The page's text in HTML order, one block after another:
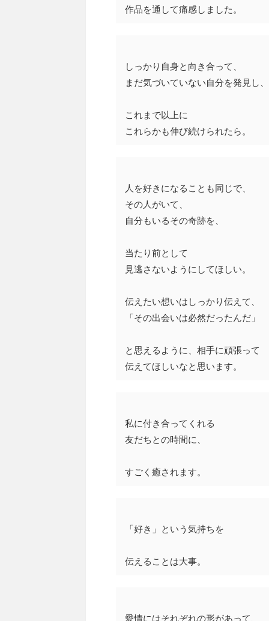
作品を通して痛感しました。
しっかり自身と向き合って、
まだ気づいていない自分を発見し、
これまで以上に
これらかも伸び続けられたら。
人を好きになることも同じで、
その人がいて、
自分もいるその奇跡を、
当たり前として
見逃さないようにしてほしい。
伝えたい想いはしっかり伝えて、
「その出会いは必然だったんだ」
と思えるように、相手に頑張って
伝えてほしいなと思います。
私に付き合ってくれる
友だちとの時間に、
すごく癒されます。
「好き」という気持ちを
伝えることは大事。
愛情にはそれぞれの形があって、